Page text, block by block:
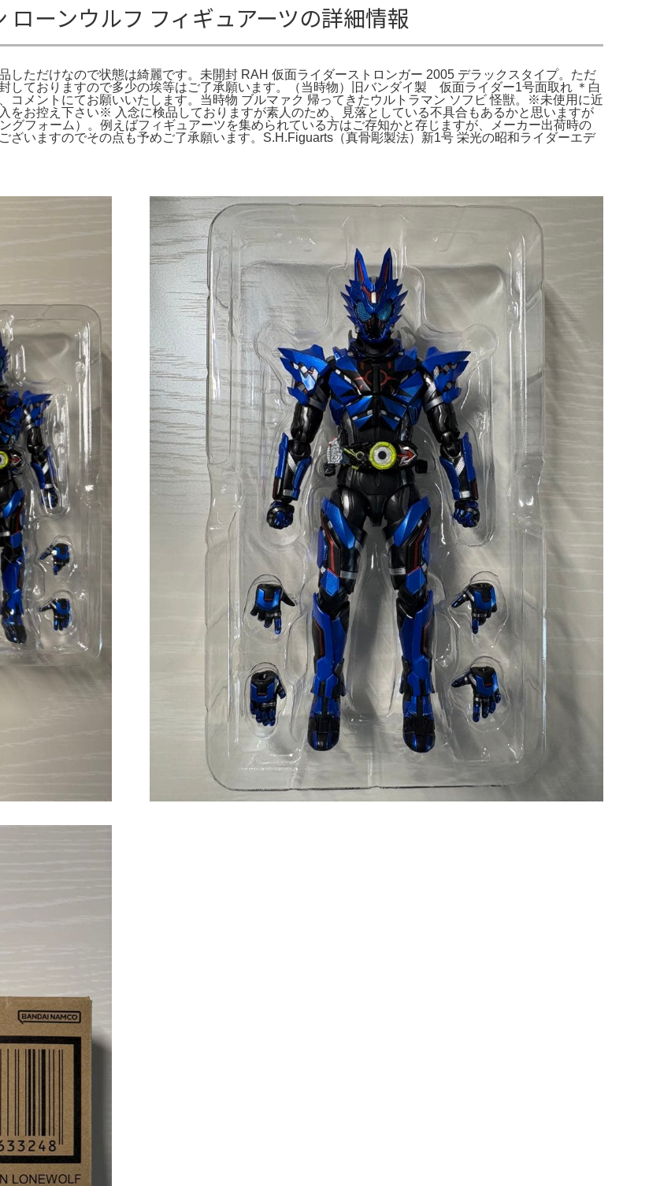
ーンウルフ フィギュアーツの詳細情報
ただけなので状態は綺麗です。未開封 RAH 仮面ライダーストロンガー 2005 デラックスタイプ。ただ
しておりますので多少の埃等はご了承願います。（当時物）旧バンダイ製 仮面ライダー1号面取れ ＊白
コメントにてお願いいたします。当時物 ブルマァク 帰ってきたウルトラマン ソフビ 怪獣。※未使用に近
をお控え下さい※ 入念に検品しておりますが素人のため、見落としている不具合もあるかと思いますが
グフォーム）。例えばフィギュアーツを集められている方はご存知かと存じますが、メーカー出荷時の
ざいますのでその点も予めご了承願います。S.H.Figuarts（真骨彫製法）新1号 栄光の昭和ライダーエデ